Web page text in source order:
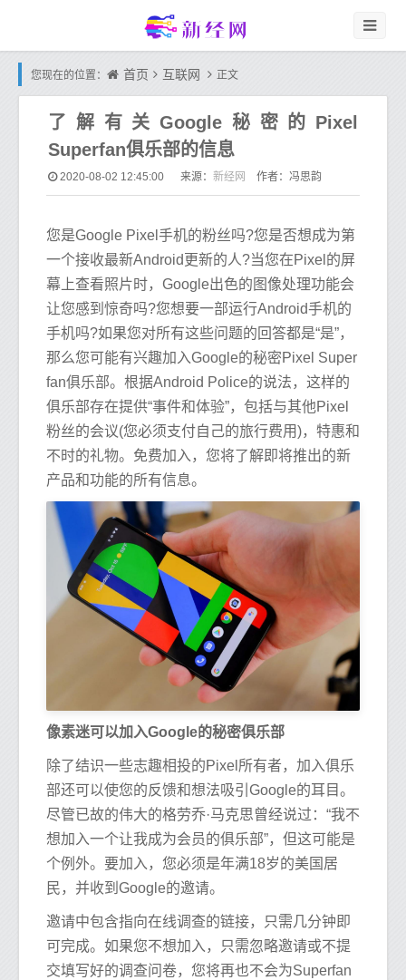
您现在的位置： 首页 互联网 正文
了解有关Google秘密的Pixel
Superfan俱乐部的信息
2020-08-02 12:45:00 来源： 新经网 作者：冯思韵
您是Google Pixel手机的粉丝吗?您是否想成为第
一个接收最新Android更新的人?当您在Pixel的屏
幕上查看照片时，Google出色的图像处理功能会
让您感到惊奇吗?您想要一部运行Android手机的
手机吗?如果您对所有这些问题的回答都是“是”，
那么您可能有兴趣加入Google的秘密Pixel Super
fan俱乐部。根据Android Police的说法，这样的
俱乐部存在提供“事件和体验”，包括与其他Pixel
粉丝的会议(您必须支付自己的旅行费用)，特惠和
不时的礼物。免费加入，您将了解即将推出的新
产品和功能的所有信息。
像素迷可以加入Google的秘密俱乐部
除了结识一些志趣相投的Pixel所有者，加入俱乐
部还可以使您的反馈和想法吸引Google的耳目。
尽管已故的伟大的格劳乔·马克思曾经说过：“我不
想加入一个让我成为会员的俱乐部”，但这可能是
个例外。要加入，您必须是年满18岁的美国居
民，并收到Google的邀请。
邀请中包含指向在线调查的链接，只需几分钟即
可完成。如果您不想加入，只需忽略邀请或不提
交填写好的调查问卷，您将再也不会为Superfan